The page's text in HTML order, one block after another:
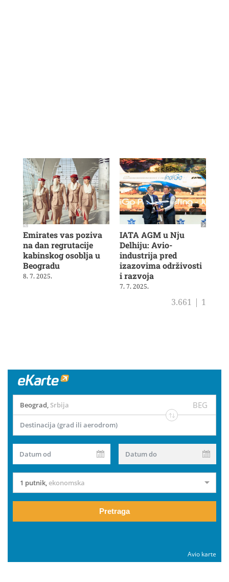
Emirates vas poziva
na dan regrutacije
kabinskog osoblja u
Beogradu
8. 7. 2025.
IATA AGM u Nju
Delhiju: Avio-
industrija pred
izazovima održivosti
i razvoja
7. 7. 2025.
3.661 | 1
Beograd Srbija BEG
Destinacija (grad ili aerodrom)
Datum od Datum do
1 putnik ekonomska
Pretraga
Avio karte